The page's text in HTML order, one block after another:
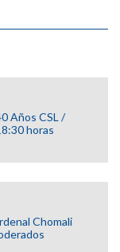
Años CSL /
horas
Chomali